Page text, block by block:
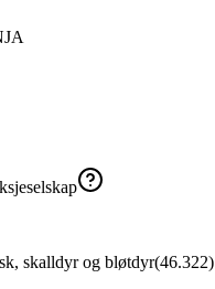
skalldyr og bløtdyr(46.322)